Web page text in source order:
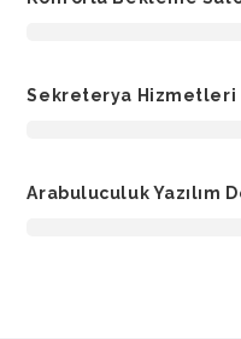
Sekreterya Hizmetleri
Arabuluculuk Yazılım